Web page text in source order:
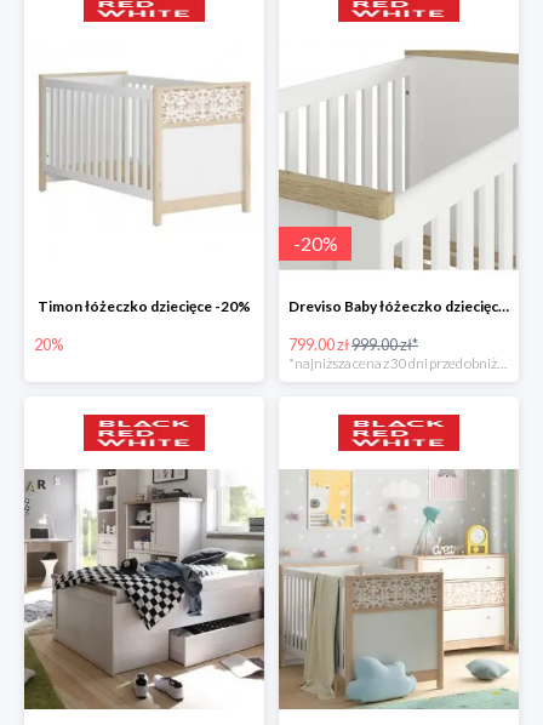
Timon łóżeczko dziecięce -20%
20%
-20%
Dreviso Baby łóżeczko dziecięce -20%
799.00 zł999.00 zł*
*najniższa cena z 30 dni przed obniżką